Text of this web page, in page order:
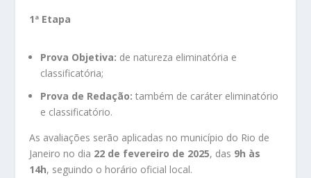
1ª Etapa
Prova Objetiva: de natureza eliminatória e
classificatória;
Prova de Redação: também de caráter eliminatório
e classificatório.
As avaliações serão aplicadas no município do Rio de
Janeiro no dia 22 de fevereiro de 2025, das 9h às
14h, seguindo o horário oficial local.